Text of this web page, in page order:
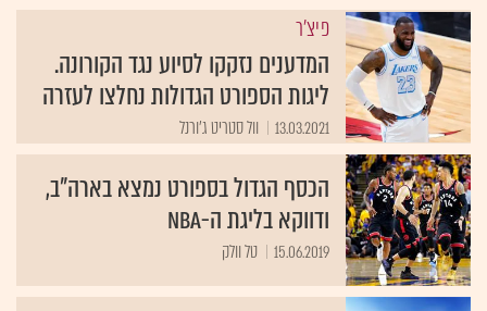
פיצ'ר
המדענים נזקקו לסיוע נגד הקורונה.
ליגות הספורט הגדולות נחלצו לעזרה
13.03.2021 וול סטריט ג'ורנל
הכסף הגדול בספורט נמצא בארה"ב,
ודווקא בליגת ה-NBA
15.06.2019 טל וולק